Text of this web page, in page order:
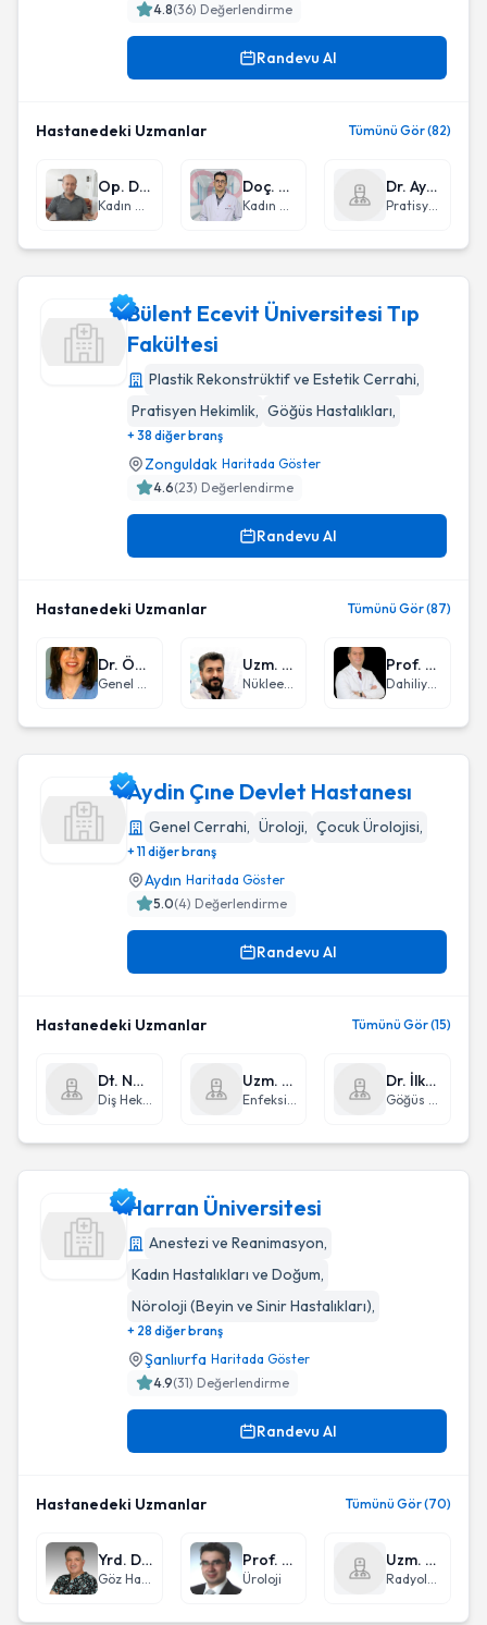
4.8(36) Değerlendirme
Randevu Al
Hastanedeki Uzmanlar Tümünü Gör (82)
Op. Dr. Selim Pırpanlar
Kadın Hastalıkları ve Doğum
Doç. Dr. Emre Ekmekçi
Kadın Hastalıkları ve Doğum
Dr. Ayşe Çetin-türkoğlu
Pratisyen Hekimlik
Bülent Ecevit Üniversitesi Tıp
Fakültesi
Plastik Rekonstrüktif ve Estetik Cerrahi,
Pratisyen Hekimlik, Göğüs Hastalıkları,
+ 38 diğer branş
Zonguldak Haritada Göster
4.6(23) Değerlendirme
Randevu Al
Hastanedeki Uzmanlar Tümünü Gör (87)
Dr. Öğr. Üyesi Fatma Ayça Gültekin
Genel Cerrahi
Uzm. Dr. Tarık Elri
Nükleer Tıp
Prof. Dr. Hüseyin Engin
Dahiliye - İç Hastalıkları
Aydin Çıne Devlet Hastanesı
Aydin Çıne Devlet Hastanesı
Genel Cerrahi, Üroloji, Çocuk Ürolojisi,
+ 11 diğer branş
Aydın Haritada Göster
5.0(4) Değerlendirme
Randevu Al
Hastanedeki Uzmanlar Tümünü Gör (15)
Dt. Namık Kemal Çetin
Diş Hekimi
Uzm. Dr. Pelin Gençer Oruç
Enfeksiyon Hastalıkları ve Klinik Mikrobiyoloji
Dr. İlknur Hakerler
Göğüs Hastalıkları
Harran Üniversitesi
Anestezi ve Reanimasyon,
Kadın Hastalıkları ve Doğum,
Nöroloji (Beyin ve Sinir Hastalıkları),
+ 28 diğer branş
Şanlıurfa Haritada Göster
4.9(31) Değerlendirme
Randevu Al
Hastanedeki Uzmanlar Tümünü Gör (70)
Yrd. Doç. Dr. Fatih Mehmet Adıbelli
Göz Hastalıkları
Prof. Dr. Bülent Katı
Üroloji
Uzm. Dr. Abdürrahim Dusak
Radyoloji